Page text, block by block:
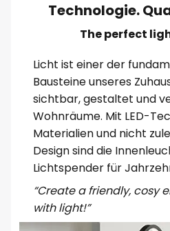
Technologie.
The perfect
Licht ist einer der
Bausteine unseres
sichtbar, gestaltet und
Wohnräume. Mit LED-
Materialien und nicht
Design sind die
Lichtspender für
“Create a friendly, cosy
with light!”